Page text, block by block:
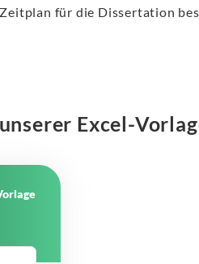
für die Dissertation
Excel-